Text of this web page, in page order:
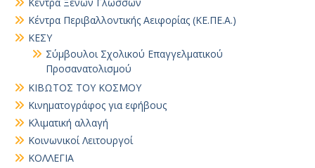
Κέντρα Περιβαλλοντικής Αειφορίας (ΚΕ.ΠΕ.Α.)
ΚΕΣΥ
Σύμβουλοι Σχολικού Επαγγελματικού
Προσανατολισμού
ΚΙΒΩΤΟΣ ΤΟΥ ΚΟΣΜΟΥ
Κινηματογράφος για εφήβους
Κλιματική αλλαγή
Κοινωνικοί Λειτουργοί
ΚΟΛΛΕΓΙΑ